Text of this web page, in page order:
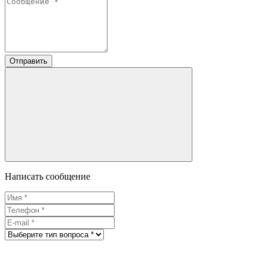
Отправить
Написать сообщение